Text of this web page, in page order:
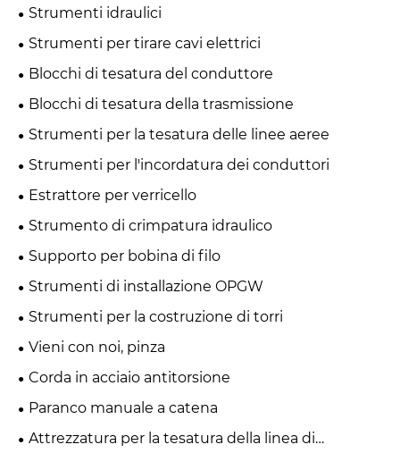
Strumenti idraulici
Strumenti per tirare cavi elettrici
Blocchi di tesatura del conduttore
Blocchi di tesatura della trasmissione
Strumenti per la tesatura delle linee aeree
Strumenti per l'incordatura dei conduttori
Estrattore per verricello
Strumento di crimpatura idraulico
Supporto per bobina di filo
Strumenti di installazione OPGW
Strumenti per la costruzione di torri
Vieni con noi, pinza
Corda in acciaio antitorsione
Paranco manuale a catena
Attrezzatura per la tesatura della linea di